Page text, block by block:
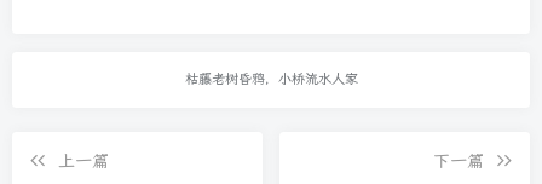
枯藤老树昏鸦，小桥流水人家
上一篇
下一篇